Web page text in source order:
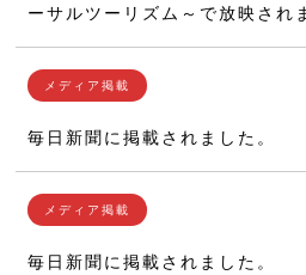
ーサルツーリズム～で放映され
毎日新聞に掲載されました。
毎日新聞に掲載されました。